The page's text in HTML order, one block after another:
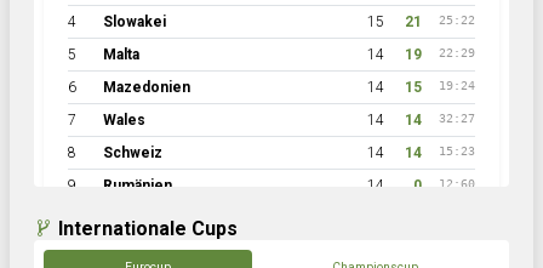
4 Slowakei 15 21 25:22
5 Malta 14 19 22:29
6 Mazedonien 14 15 19:24
7 Wales 14 14 32:27
8 Schweiz 14 14 15:23
9 Rumänien 14 0 12:60
Internationale Cups